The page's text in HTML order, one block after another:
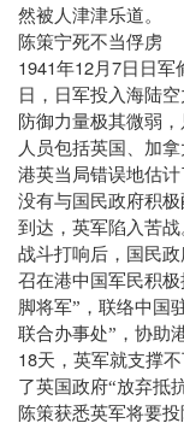
然被人津津乐道。
陈策宁死不当俘虏
1941年12月 7日 日军
日，日军投入海陆
防御力量极其微弱
人员包括英国、加
港英当局错误地估
没有与国民政府积
到达，英军陷入苦战
战斗打响后，国民
召在港中国军民积
脚将军”，联络中国
联合办事处”，协助
18天，英军就支撑不
了英国政府“放弃抵
陈策获悉英军将要